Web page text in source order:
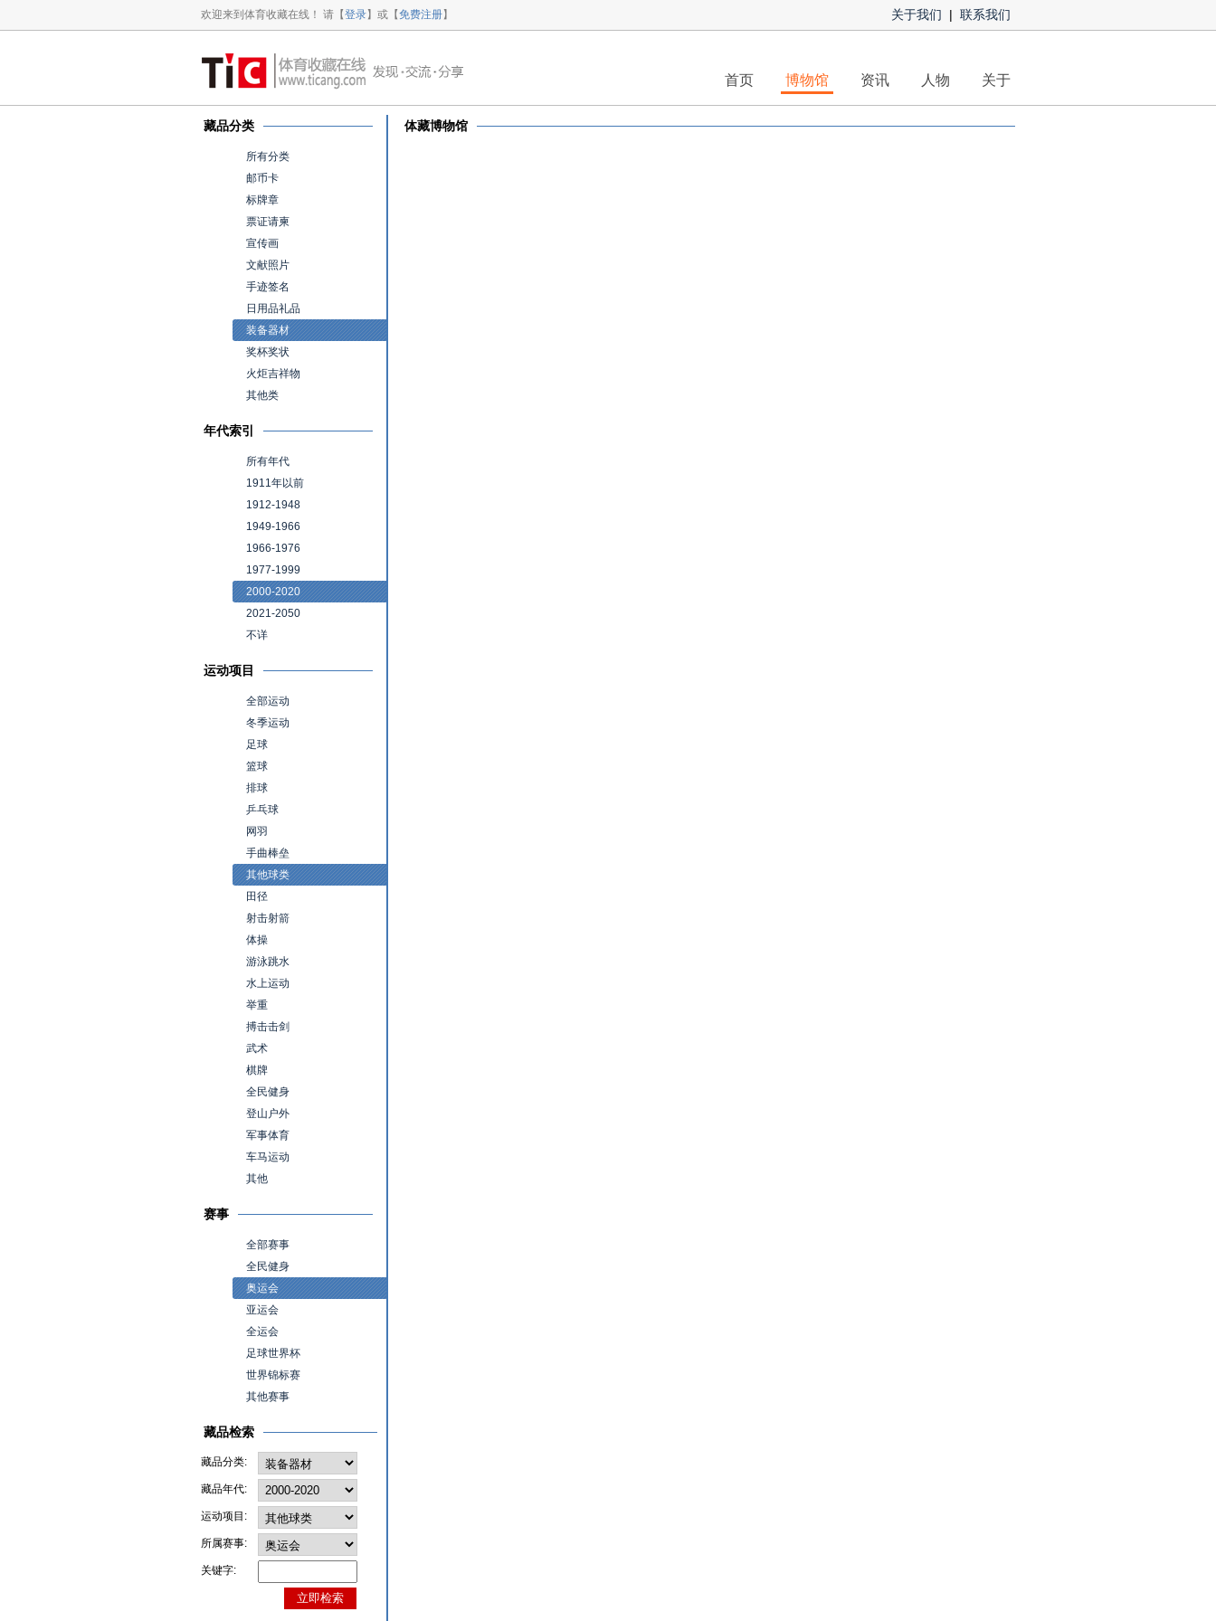
欢迎来到体育收藏在线！ 请【登录】或【免费注册】 关于我们 | 联系我们
首页 博物馆 资讯 人物 关于
藏品分类
所有分类
邮币卡
标牌章
票证请柬
宣传画
文献照片
手迹签名
日用品礼品
装备器材
奖杯奖状
火炬吉祥物
其他类
年代索引
所有年代
1911年以前
1912-1948
1949-1966
1966-1976
1977-1999
2000-2020
2021-2050
不详
运动项目
全部运动
冬季运动
足球
篮球
排球
乒乓球
网羽
手曲棒垒
其他球类
田径
射击射箭
体操
游泳跳水
水上运动
举重
搏击击剑
武术
棋牌
全民健身
登山户外
军事体育
车马运动
其他
赛事
全部赛事
全民健身
奥运会
亚运会
全运会
足球世界杯
世界锦标赛
其他赛事
藏品检索
藏品分类:
藏品年代:
运动项目:
所属赛事:
关键字:
体藏博物馆